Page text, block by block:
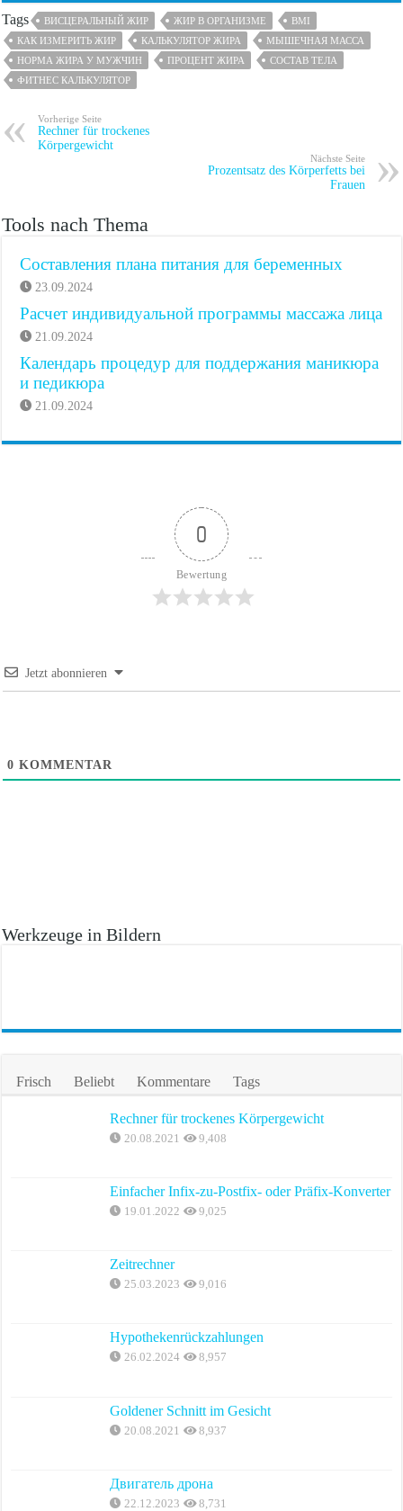
Tags ВИСЦЕРАЛЬНЫЙ ЖИР ЖИР В ОРГАНИЗМЕ
BMI
КАК ИЗМЕРИТЬ ЖИР
КАЛЬКУЛЯТОР ЖИРА
МЫШЕЧНАЯ МАССА
НОРМА ЖИРА У МУЖЧИН
ПРОЦЕНТ ЖИРА
СОСТАВ ТЕЛА
ФИТНЕС КАЛЬКУЛЯТОР
Vorherige Seite
Rechner für trockenes
Körpergewicht
Nächste Seite
Prozentsatz des Körperfetts bei
Frauen
Tools nach Thema
Составления плана питания для беременных
23.09.2024
Расчет индивидуальной программы массажа лица
21.09.2024
Календарь процедур для поддержания маникюра
и педикюра
21.09.2024
0
Bewertung
Jetzt abonnieren
0 KOMMENTAR
Werkzeuge in Bildern
Frisch Beliebt Kommentare Tags
Rechner für trockenes Körpergewicht
20.08.2021 9,408
Einfacher Infix-zu-Postfix- oder Präfix-Konverter
19.01.2022 9,025
Zeitrechner
25.03.2023 9,016
Hypothekenrückzahlungen
26.02.2024 8,957
Goldener Schnitt im Gesicht
20.08.2021 8,937
Двигатель дрона
22.12.2023 8,731